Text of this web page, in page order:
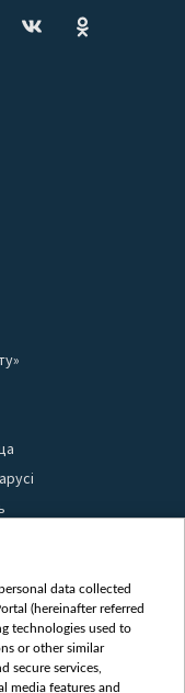
data collected
(hereinafter referred
technologies used to
or other similar
secure services,
media features and